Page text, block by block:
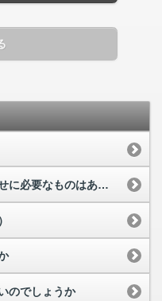
スガツネとのオンライン打ち合わせに必要なものはありますか
のでしょうか